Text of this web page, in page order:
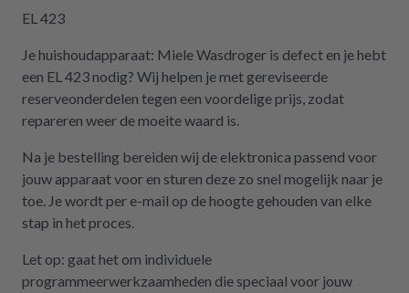
zurückgreifen müssen. Aber gut zu wissen,
dass es diese Möglichkeit gibt! Werden wir
definitiv weiter empfehlen.
EL 423
Je huishoudapparaat: Miele Wasdroger is defect en je hebt
een EL 423 nodig? Wij helpen je met gereviseerde
reserveonderdelen tegen een voordelige prijs, zodat
repareren weer de moeite waard is.
Na je bestelling bereiden wij de elektronica passend voor
jouw apparaat voor en sturen deze zo snel mogelijk naar je
toe. Je wordt per e-mail op de hoogte gehouden van elke
stap in het proces.
Let op: gaat het om individuele
programmeerwerkzaamheden die speciaal voor jouw